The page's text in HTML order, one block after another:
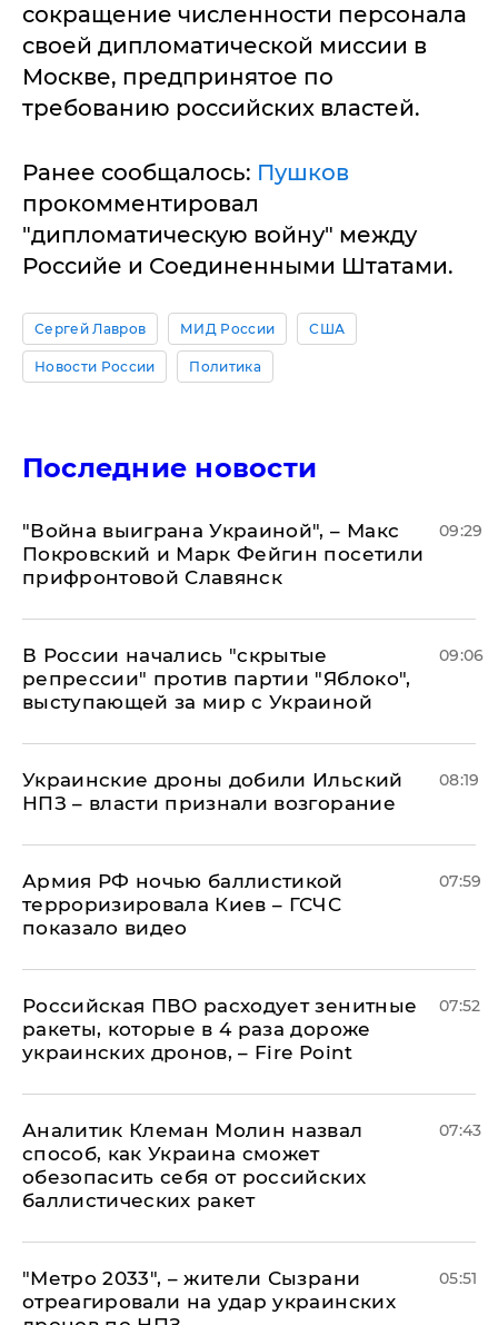
сокращение численности персонала
своей дипломатической миссии в
Москве, предпринятое по
требованию российских властей.
Ранее сообщалось: Пушков
прокомментировал
"дипломатическую войну" между
Российе и Соединенными Штатами.
Сергей Лавров МИД России США
Новости России Политика
Последние новости
"Война выиграна Украиной", – Макс
Покровский и Марк Фейгин посетили
прифронтовой Славянск
09:29
В России начались "скрытые
репрессии" против партии "Яблоко",
выступающей за мир с Украиной
09:06
Украинские дроны добили Ильский
НПЗ – власти признали возгорание
08:19
Армия РФ ночью баллистикой
терроризировала Киев – ГСЧС
показало видео
07:59
Российская ПВО расходует зенитные
ракеты, которые в 4 раза дороже
украинских дронов, – Fire Point
07:52
Аналитик Клеман Молин назвал
способ, как Украина сможет
обезопасить себя от российских
баллистических ракет
07:43
"Метро 2033", – жители Сызрани
отреагировали на удар украинских
05:51